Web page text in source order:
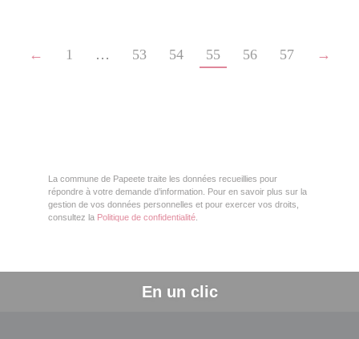
← 1 … 53 54 55 56 57 →
La commune de Papeete traite les données recueillies pour
répondre à votre demande d’information. Pour en savoir plus sur la
gestion de vos données personnelles et pour exercer vos droits,
consultez la Politique de confidentialité
En un clic